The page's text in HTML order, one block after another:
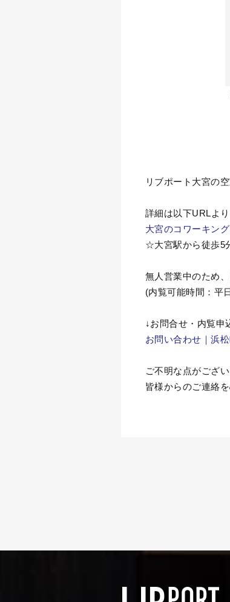
リブポート大宮の
詳細は以下URLよ
大宮のコワーキン
☆大宮駅から徒歩5
無人営業中のため
(内覧可能時間： 平
↓お問合せ・内覧申
お問い合わせ｜浜
ご不明な点がござ
皆様からのご連絡